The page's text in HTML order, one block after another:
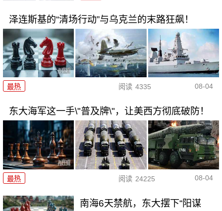
泽连斯基的“清场行动”与乌克兰的末路狂飙！
最热 阅读 4335 08-04
东大海军这一手\"普及牌\"，让美西方彻底破防！
最热 阅读 24225 08-04
南海6天禁航，东大摆下“阳谋